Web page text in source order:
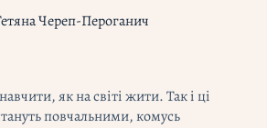
Череп-Пероганич
як на світі жити. Так і ці
повчальними, комусь